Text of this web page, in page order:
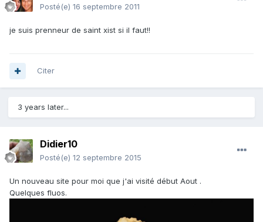
Posté(e) 16 septembre 2011
je suis prenneur de saint xist si il faut!!
Citer
3 years later...
Didier10
Posté(e) 12 septembre 2015
Un nouveau site pour moi que j'ai visité début Aout .
Quelques fluos.